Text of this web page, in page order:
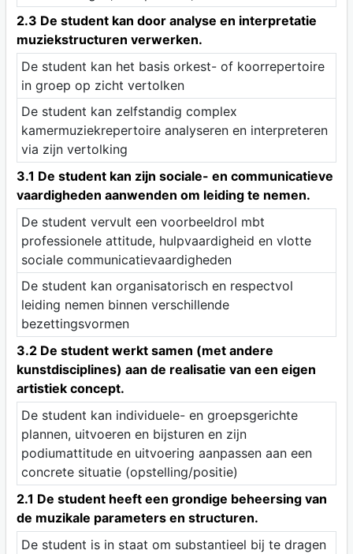
2.3 De student kan door analyse en interpretatie
muziekstructuren verwerken.
De student kan het basis orkest- of koorrepertoire
in groep op zicht vertolken
De student kan zelfstandig complex
kamermuziekrepertoire analyseren en interpreteren
via zijn vertolking
3.1 De student kan zijn sociale- en communicatieve
vaardigheden aanwenden om leiding te nemen.
De student vervult een voorbeeldrol mbt
professionele attitude, hulpvaardigheid en vlotte
sociale communicatievaardigheden
De student kan organisatorisch en respectvol
leiding nemen binnen verschillende
bezettingsvormen
3.2 De student werkt samen (met andere
kunstdisciplines) aan de realisatie van een eigen
artistiek concept.
De student kan individuele- en groepsgerichte
plannen, uitvoeren en bijsturen en zijn
podiumattitude en uitvoering aanpassen aan een
concrete situatie (opstelling/positie)
2.1 De student heeft een grondige beheersing van
de muzikale parameters en structuren.
De student is in staat om substantieel bij te dragen